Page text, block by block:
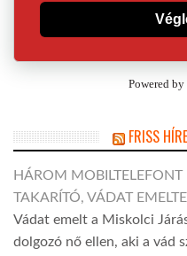
Powered by
FRISS
HÁROM MOBILTELEFONT
TAKARÍTÓ, VÁDAT
Vádat emelt a Miskolci
dolgozó nő ellen, aki a vád